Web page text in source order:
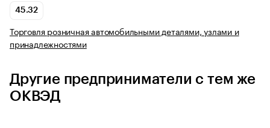
45.32
Торговля розничная автомобильными деталями, узлами и
принадлежностями
Другие предприниматели с тем же
ОКВЭД